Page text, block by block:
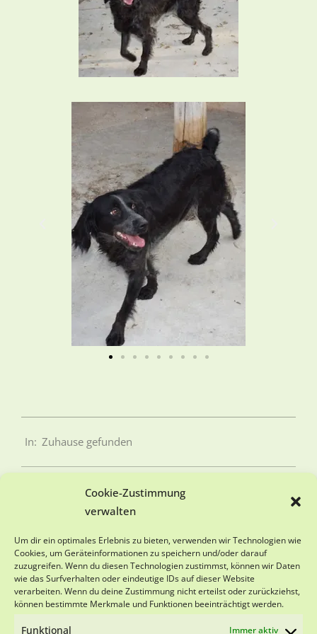
Cookie-Zustimmung
verwalten
Um dir ein optimales Erlebnis zu bieten, verwenden wir Technologien wie
Cookies, um Geräteinformationen zu speichern und/oder darauf
zuzugreifen. Wenn du diesen Technologien zustimmst, können wir Daten
wie das Surfverhalten oder eindeutige IDs auf dieser Website
verarbeiten. Wenn du deine Zustimmung nicht erteilst oder zurückziehst,
können bestimmte Merkmale und Funktionen beeinträchtigt werden.
Funktional Immer aktiv
In: Zuhause gefunden
SPENDENKONTO
Viva-Animal e.V.
Sparkasse Schwarzwald-Baar
IBAN DE18 6945 0065 0151 0501 28
BIC SOLADES1VSS